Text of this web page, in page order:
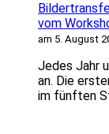
vom
am 5. August
Jedes Jahr
an. Die
im fünften